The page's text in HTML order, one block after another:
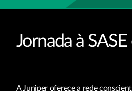
Jornada à
A Juniper oferece a rede